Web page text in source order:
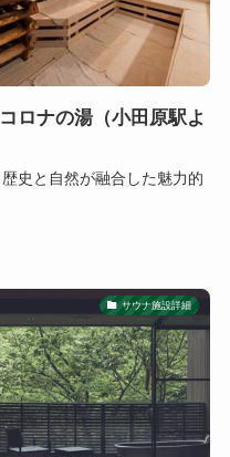
ロナの湯（小田原駅よ
史と自然が融合した魅力的
サウナ施設詳細